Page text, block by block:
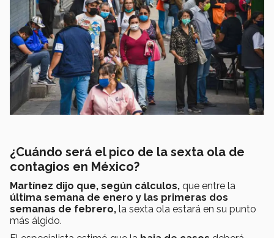
¿Cuándo será el pico de la sexta ola de
contagios en México?
Martínez dijo que, según cálculos, que entre la
última semana de enero y las primeras dos
semanas de febrero, la sexta ola estará en su punto
más álgido.